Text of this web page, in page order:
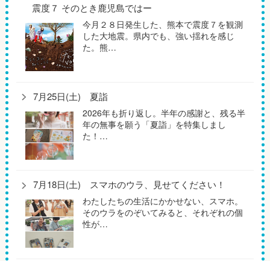
震度７ そのとき鹿児島ではー
今月２８日発生した、熊本で震度７を観測
した大地震。県内でも、強い揺れを感じ
た。熊…
7月25日(土) 夏詣
2026年も折り返し。半年の感謝と、残る半
年の無事を願う「夏詣」を特集しまし
た！…
7月18日(土) スマホのウラ、見せてください！
わたしたちの生活にかかせない、スマホ。
そのウラをのぞいてみると、それぞれの個
性が…